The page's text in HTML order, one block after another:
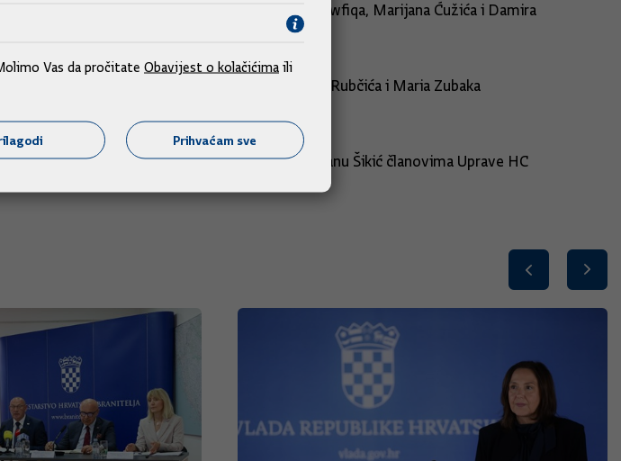
Uprave te Darka Barišića, Subhija Tawfiqa, Marijana Ćužića i Damira
Željka Ukića predsjednikom Uprave te Damira Rubčića i Maria Zubaka
predsjednikom Uprave te Alena Leverića i Željanu Šikić članovima Uprave HC
Vas da pročitate Obavijest o kolačićima ili
Prihvaćam sve